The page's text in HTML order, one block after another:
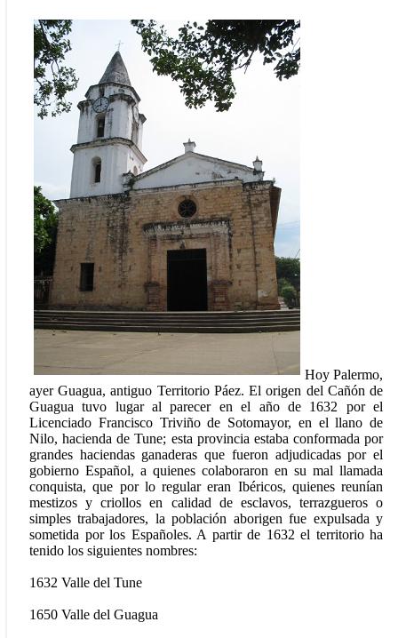
Hoy Palermo,
ayer Guagua, antiguo Territorio Páez. El origen del Cañón de
Guagua tuvo lugar al parecer en el año de 1632 por el
Licenciado Francisco Triviño de Sotomayor, en el llano de
Nilo, hacienda de Tune; esta provincia estaba conformada por
grandes haciendas ganaderas que fueron adjudicadas por el
gobierno Español, a quienes colaboraron en su mal llamada
conquista, que por lo regular eran Ibéricos, quienes reunían
mestizos y criollos en calidad de esclavos, terrazgueros o
simples trabajadores, la población aborigen fue expulsada y
sometida por los Españoles. A partir de 1632 el territorio ha
tenido los siguientes nombres:
1632 Valle del Tune
1650 Valle del Guagua